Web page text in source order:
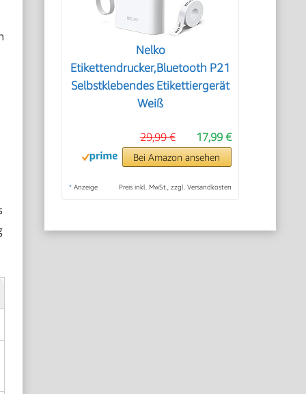
Nelko
Etikettendrucker,Bluetooth P21
Selbstklebendes Etikettiergerät
Weiß
17,99 €
29,99 €
Bei Amazon ansehen
* Anzeige Preis inkl. MwSt., zzgl. Versandkosten